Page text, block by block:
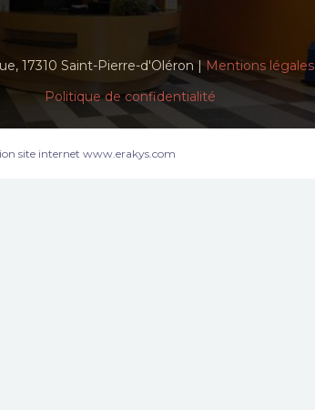
17310 Saint-Pierre-d'Oléron | Mentions légales
Politique de confidentialité
site internet www.erakys.com